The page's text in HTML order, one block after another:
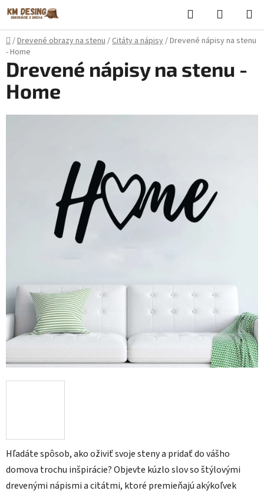
Prejsť
na
obsah
Hľadať
KOŠÍK
Domov
/Drevené obrazy na stenu/Citáty a nápisy/Drevené nápisy na stenu
- Home
Hľadáte spôsob, ako oživiť svoje steny a pridať do vášho
domova trochu inšpirácie? Objevte kúzlo slov so štýlovými
drevenými nápismi a citátmi, ktoré premieňajú akýkoľvek
Drevené nápisy na stenu -
Home